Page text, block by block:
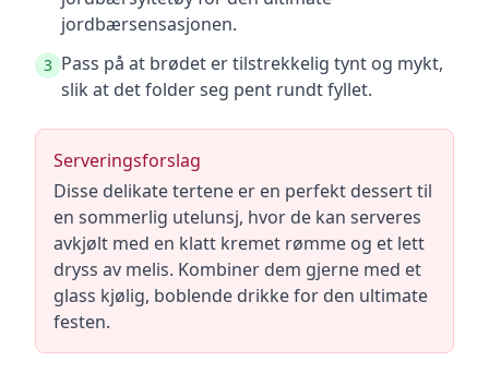
jordbærsensasjonen.
3 Pass på at brødet er tilstrekkelig tynt og mykt,
slik at det folder seg pent rundt fyllet.
Serveringsforslag
Disse delikate tertene er en perfekt dessert til
en sommerlig utelunsj, hvor de kan serveres
avkjølt med en klatt kremet rømme og et lett
dryss av melis. Kombiner dem gjerne med et
glass kjølig, boblende drikke for den ultimate
festen.